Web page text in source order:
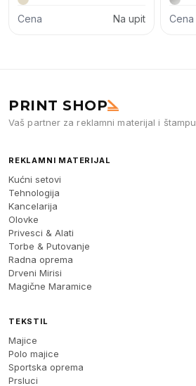
Cena Na upit Cena
PRINT SHOP
Vaš partner za reklamni materijal i štampu
REKLAMNI MATERIJAL
Kućni setovi
Tehnologija
Kancelarija
Olovke
Privesci & Alati
Torbe & Putovanje
Radna oprema
Drveni Mirisi
Magične Maramice
TEKSTIL
Majice
Polo majice
Sportska oprema
Prsluci